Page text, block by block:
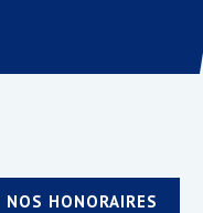
NOS HONORAIRES